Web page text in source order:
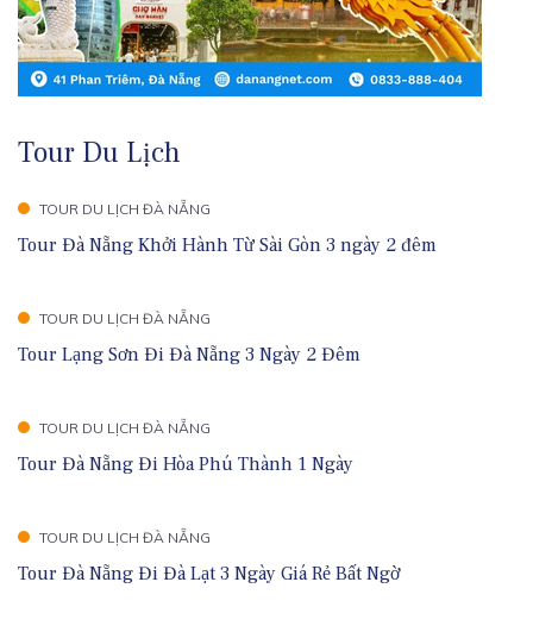
Tour Du Lịch
TOUR DU LỊCH ĐÀ NẴNG
Tour Đà Nẵng Khởi Hành Từ Sài Gòn 3 ngày 2 đêm
TOUR DU LỊCH ĐÀ NẴNG
Tour Lạng Sơn Đi Đà Nẵng 3 Ngày 2 Đêm
TOUR DU LỊCH ĐÀ NẴNG
Tour Đà Nẵng Đi Hòa Phú Thành 1 Ngày
TOUR DU LỊCH ĐÀ NẴNG
Tour Đà Nẵng Đi Đà Lạt 3 Ngày Giá Rẻ Bất Ngờ